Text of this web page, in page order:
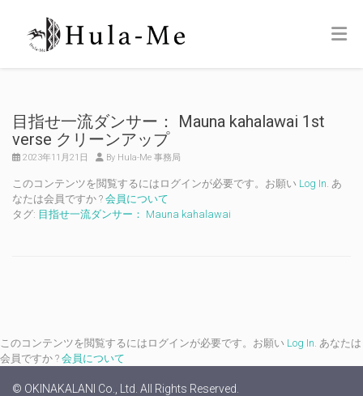
目指せ一流ダンサー： Mauna kahalawai 1st
verse クリーンアップ
2023年11月21日 By Hula-Me 事務局
このコンテンツを閲覧するにはログインが必要です。お願い Log In. あ
なたは会員ですか ? 会員について
タグ: 目指せ一流ダンサー： Mauna kahalawai
このコンテンツを閲覧するにはログインが必要です。お願い Log In. あなたは
会員ですか ? 会員について
© OKINAKALANI Co., Ltd. All Rights Reserved.